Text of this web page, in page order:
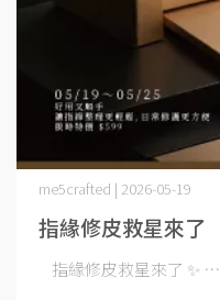
指緣修皮救星來了
me5crafted | 2026-05-19
指緣修皮救星來了 ✨ ⋯